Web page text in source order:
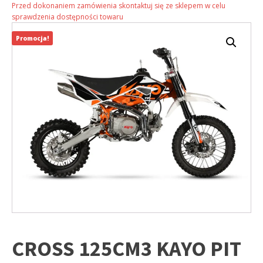
Przed dokonaniem zamówienia skontaktuj się ze sklepem w celu
sprawdzenia dostępności towaru
CROSS 125CM3 KAYO PIT
Promocja!